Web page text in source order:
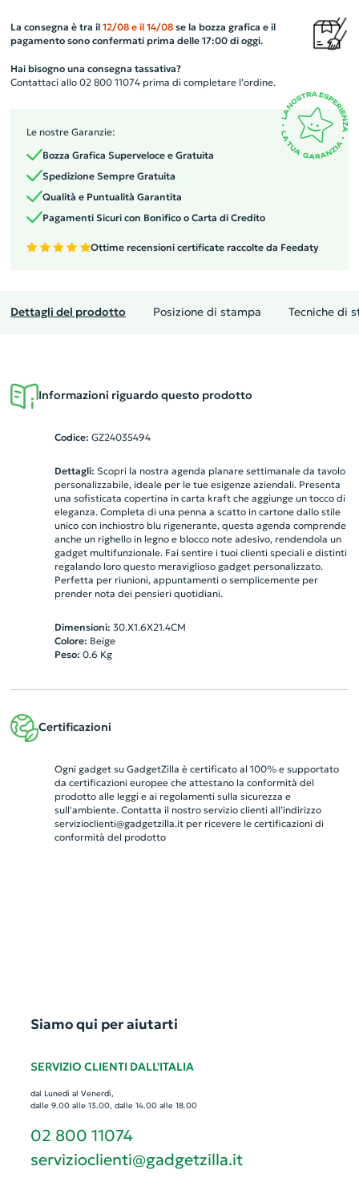
La consegna è tra il 12/08 e il 14/08se la bozza grafica e il
pagamento sono confermati prima delle 17:00 di oggi.
Hai bisogno una consegna tassativa?
Contattaci allo 02 800 11074 prima di completare l’ordine.
Le nostre Garanzie:
Bozza Grafica Superveloce e Gratuita
Spedizione Sempre Gratuita
Qualità e Puntualità Garantita
Pagamenti Sicuri con Bonifico o Carta di Credito
Ottime recensioni certificate raccolte da Feedaty
Dettagli del prodotto Posizione di stampa Tecniche di
Informazioni riguardo questo prodotto
Codice: GZ24035494
Dettagli: Scopri la nostra agenda planare settimanale da tavolo
personalizzabile, ideale per le tue esigenze aziendali. Presenta
una sofisticata copertina in carta kraft che aggiunge un tocco di
eleganza. Completa di una penna a scatto in cartone dallo stile
unico con inchiostro blu rigenerante, questa agenda comprende
anche un righello in legno e blocco note adesivo, rendendola un
gadget multifunzionale. Fai sentire i tuoi clienti speciali e distinti
regalando loro questo meraviglioso gadget personalizzato.
Perfetta per riunioni, appuntamenti o semplicemente per
prender nota dei pensieri quotidiani.
Dimensioni: 30.X1.6X21.4CM
Colore: Beige
Peso: 0.6 Kg
Certificazioni
Ogni gadget su GadgetZilla è certificato al 100% e supportato
da certificazioni europee che attestano la conformità del
prodotto alle leggi e ai regolamenti sulla sicurezza e
sull'ambiente. Contatta il nostro servizio clienti all’indirizzo
servizioclienti@gadgetzilla.itper ricevere le certificazioni di
conformità del prodotto
Siamo qui per aiutarti
SERVIZIO CLIENTI DALL'ITALIA
dal Lunedì al Venerdì,
dalle 9.00 alle 13.00, dalle 14.00 alle 18.00
02 800 11074
servizioclienti@gadgetzilla.it